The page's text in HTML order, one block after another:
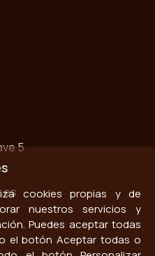
5
cookies propias y de
nuestros servicios y
Puedes aceptar todas
el botón Aceptar todas o